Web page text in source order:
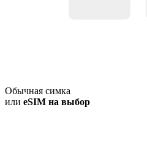
Обычная симка
или eSIM на выбор